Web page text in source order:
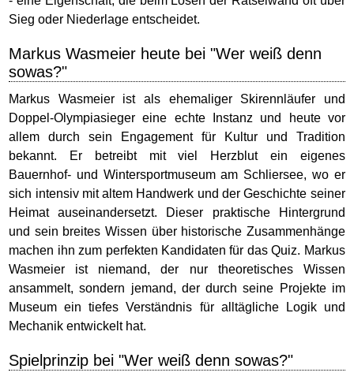
Sieg oder Niederlage entscheidet.
Markus Wasmeier heute bei "Wer weiß denn
sowas?"
Markus Wasmeier ist als ehemaliger Skirennläufer und
Doppel-Olympiasieger eine echte Instanz und heute vor
allem durch sein Engagement für Kultur und Tradition
bekannt. Er betreibt mit viel Herzblut ein eigenes
Bauernhof- und Wintersportmuseum am Schliersee, wo er
sich intensiv mit altem Handwerk und der Geschichte seiner
Heimat auseinandersetzt. Dieser praktische Hintergrund
und sein breites Wissen über historische Zusammenhänge
machen ihn zum perfekten Kandidaten für das Quiz. Markus
Wasmeier ist niemand, der nur theoretisches Wissen
ansammelt, sondern jemand, der durch seine Projekte im
Museum ein tiefes Verständnis für alltägliche Logik und
Mechanik entwickelt hat.
Spielprinzip bei "Wer weiß denn sowas?"